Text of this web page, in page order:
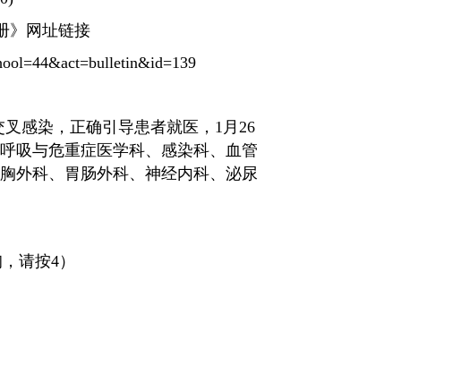
》网址链接
感染，正确引导患者就医，1月26
吸与危重症医学科、感染科、血管
外科、胃肠外科、神经内科、泌尿
请按4）